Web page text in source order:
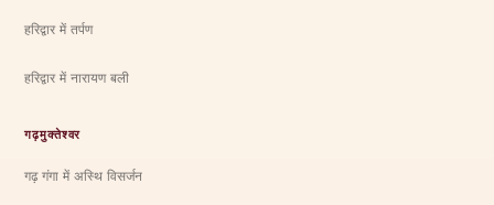
हरिद्वार में तर्पण
हरिद्वार में नारायण बली
गढ़मुक्तेश्वर
गढ़ गंगा में अस्थि विसर्जन